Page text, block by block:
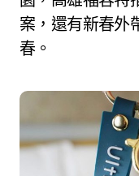
案，還有新春外
春。